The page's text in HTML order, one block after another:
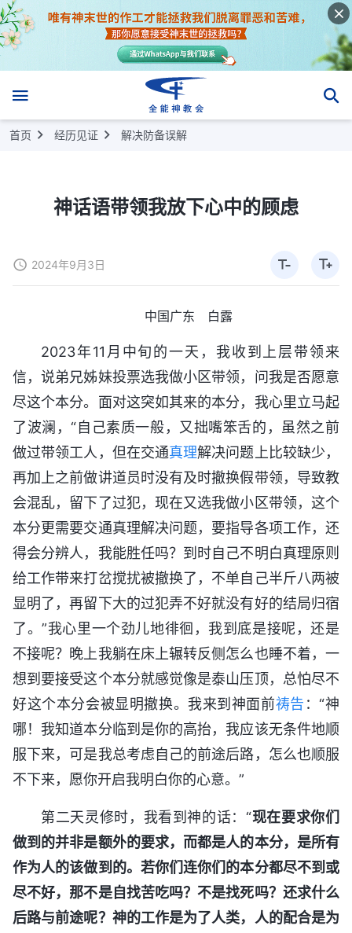
首页 经历见证 解决防备误解
神话语带领我放下心中的顾虑
2024年9月3日
中国广东 白露
2023年11月中旬的一天，我收到上层带领来
信，说弟兄姊妹投票选我做小区带领，问我是否愿意
尽这个本分。面对这突如其来的本分，我心里立马起
了波澜，“自己素质一般，又拙嘴笨舌的，虽然之前
做过带领工人，但在交通真理解决问题上比较缺少，
再加上之前做讲道员时没有及时撤换假带领，导致教
会混乱，留下了过犯，现在又选我做小区带领，这个
本分更需要交通真理解决问题，要指导各项工作，还
得会分辨人，我能胜任吗？到时自己不明白真理原则
给工作带来打岔搅扰被撤换了，不单自己半斤八两被
显明了，再留下大的过犯弄不好就没有好的结局归宿
了。”我心里一个劲儿地徘徊，我到底是接呢，还是
不接呢？晚上我躺在床上辗转反侧怎么也睡不着，一
想到要接受这个本分就感觉像是泰山压顶，总怕尽不
好这个本分会被显明撤换。我来到神面前祷告 ：“神
哪！我知道本分临到是你的高抬，我应该无条件地顺
服下来，可是我总考虑自己的前途后路，怎么也顺服
不下来，愿你开启我明白你的心意。”
第二天灵修时，我看到神的话：“现在要求你们
做到的并非是额外的要求，而都是人的本分，是所有
作为人的该做到的。若你们连你们的本分都尽不到或
尽不好，那不是自找苦吃吗？不是找死吗？还求什么
后路与前途呢？神的工作是为了人类，人的配合是为